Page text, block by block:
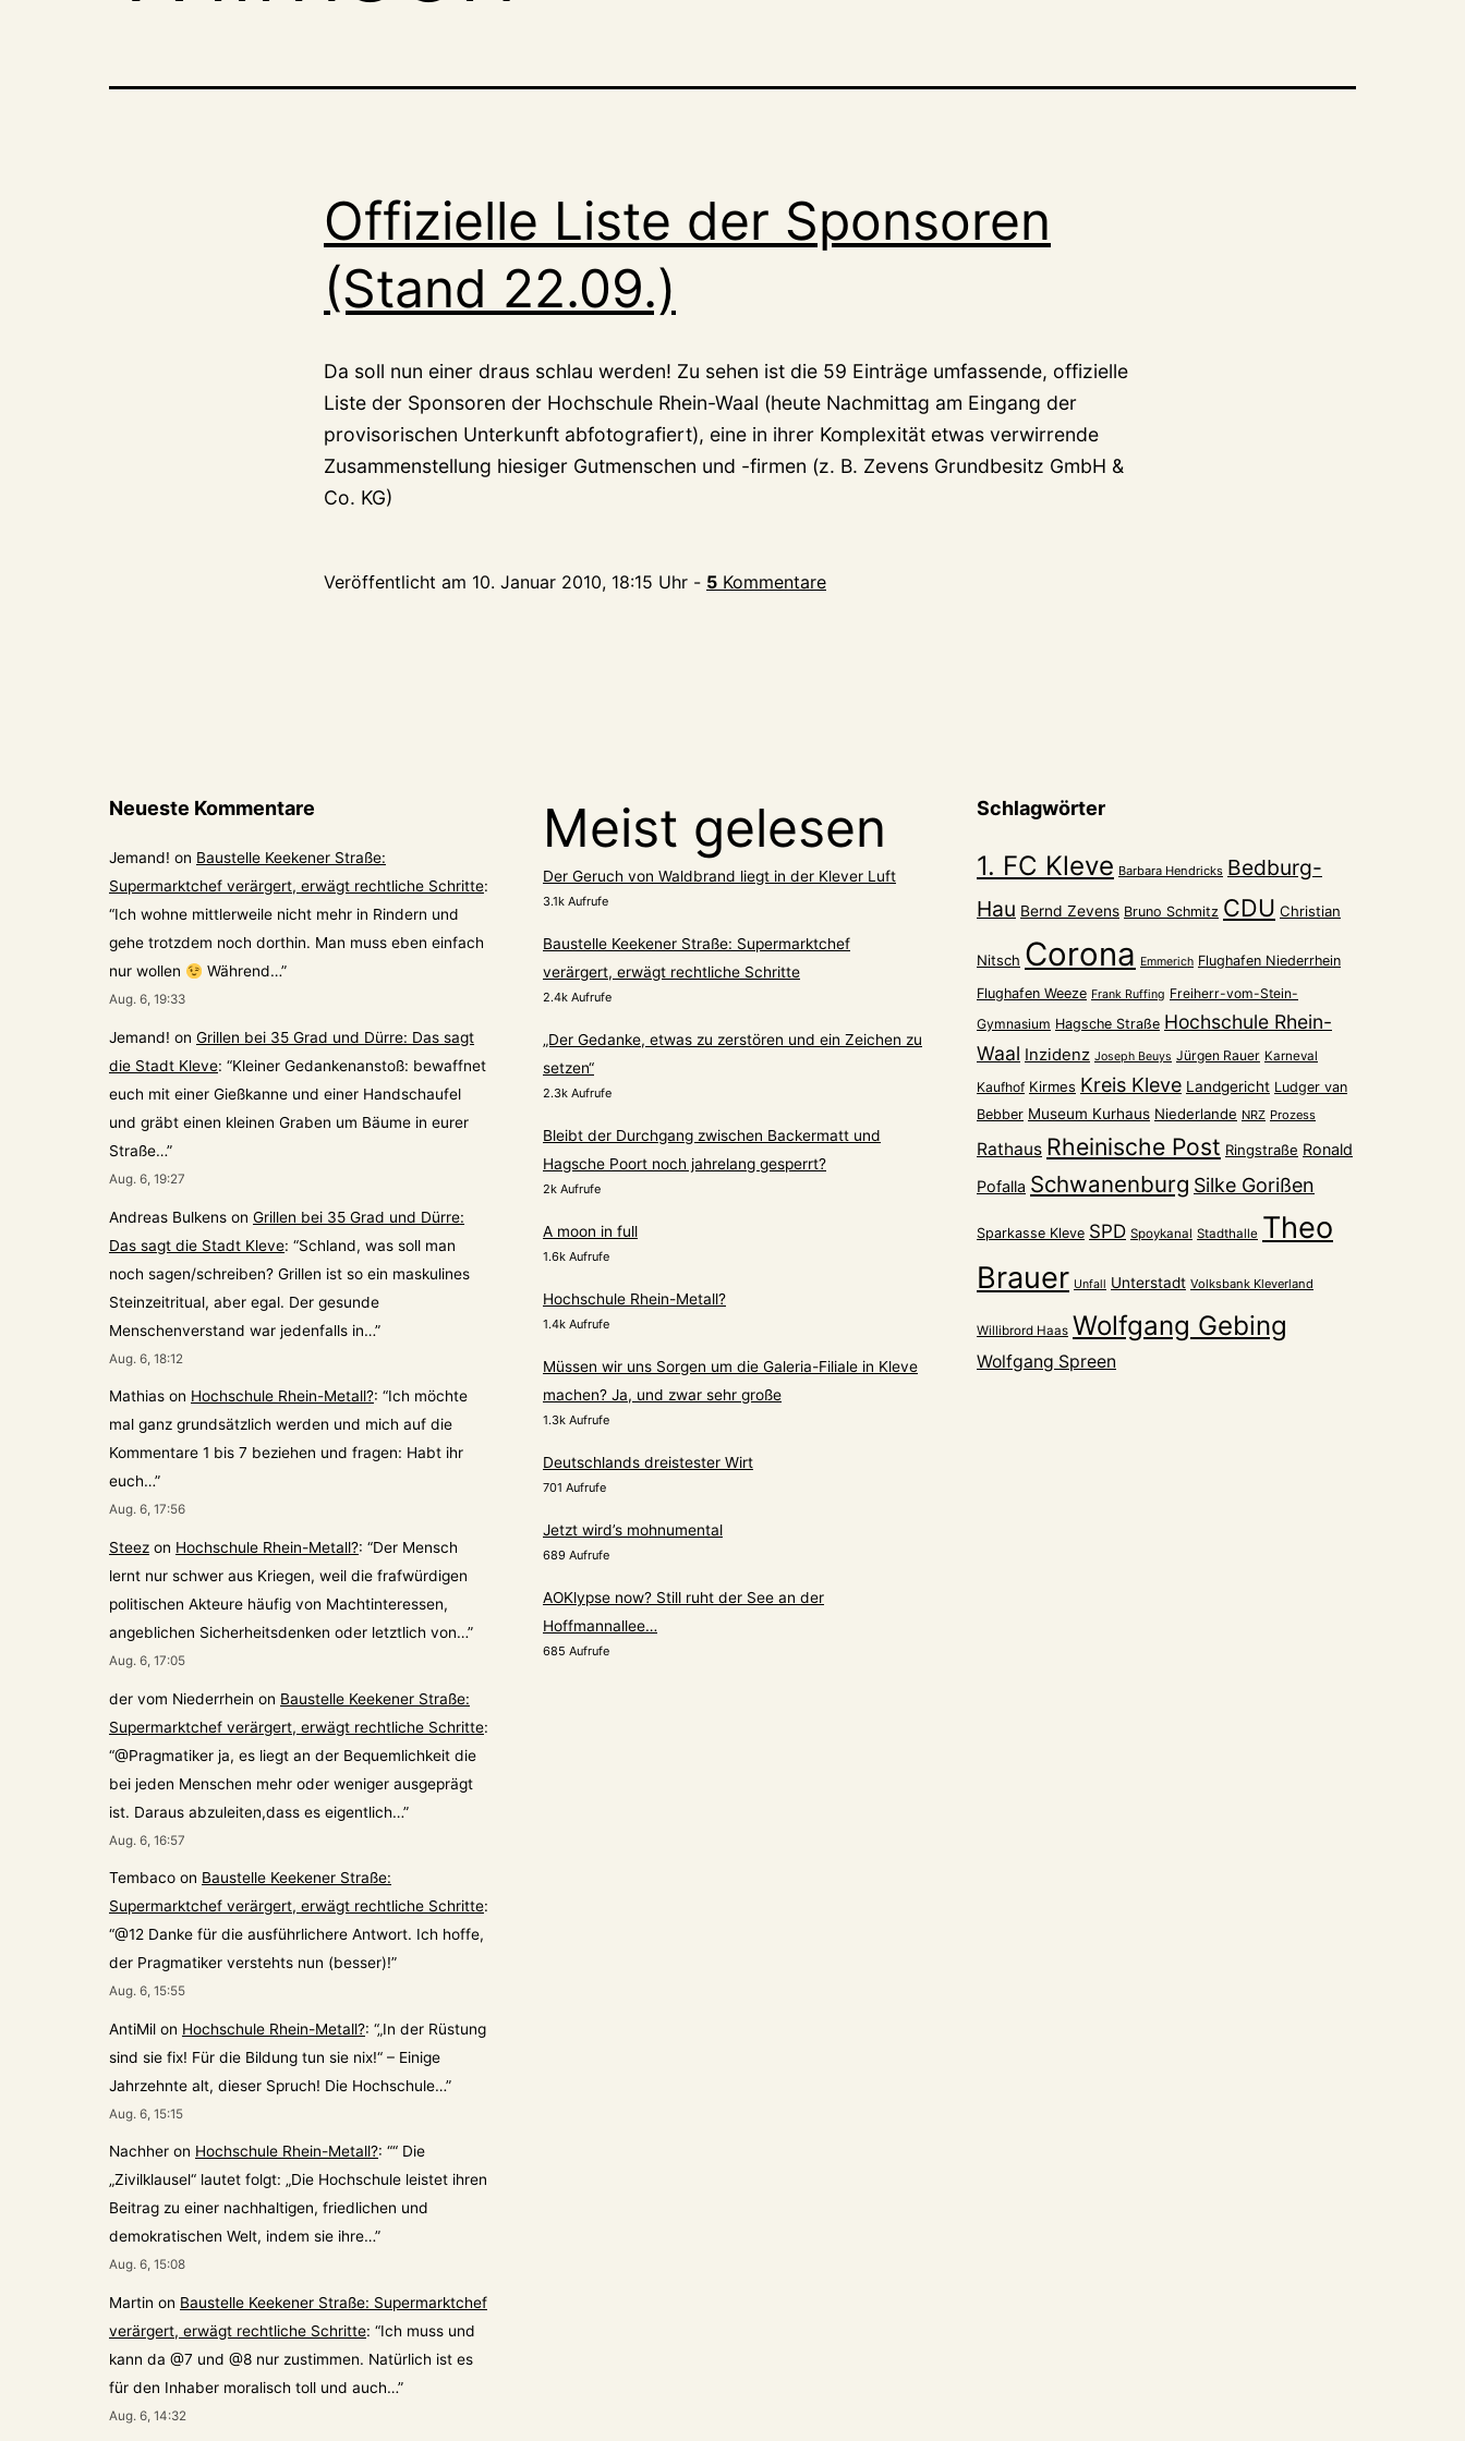
Offizielle Liste der Sponsoren
(Stand 22.09.)
Da soll nun einer draus schlau werden! Zu sehen ist die 59 Einträge umfassende, offizielle
Liste der Sponsoren der Hochschule Rhein-Waal (heute Nachmittag am Eingang der
provisorischen Unterkunft abfotografiert), eine in ihrer Komplexität etwas verwirrende
Zusammenstellung hiesiger Gutmenschen und -firmen (z. B. Zevens Grundbesitz GmbH &
Co. KG)
Veröffentlicht am 10. Januar 2010, 18:15 Uhr - 5 Kommentare
Neueste Kommentare
Jemand! on Baustelle Keekener Straße:
Supermarktchef verärgert, erwägt rechtliche Schritte:
“Ich wohne mittlerweile nicht mehr in Rindern und
gehe trotzdem noch dorthin. Man muss eben einfach
nur wollen
Während…”
Aug. 6, 19:33
Jemand! on Grillen bei 35 Grad und Dürre: Das sagt
die Stadt Kleve: “Kleiner Gedankenanstoß: bewaffnet
euch mit einer Gießkanne und einer Handschaufel
und gräbt einen kleinen Graben um Bäume in eurer
Straße…”
Aug. 6, 19:27
Andreas Bulkens on Grillen bei 35 Grad und Dürre:
Das sagt die Stadt Kleve: “Schland, was soll man
noch sagen/schreiben? Grillen ist so ein maskulines
Steinzeitritual, aber egal. Der gesunde
Menschenverstand war jedenfalls in…”
Aug. 6, 18:12
Mathias on Hochschule Rhein-Metall?: “Ich möchte
mal ganz grundsätzlich werden und mich auf die
Kommentare 1 bis 7 beziehen und fragen: Habt ihr
euch…”
Aug. 6, 17:56
Steez on Hochschule Rhein-Metall?: “Der Mensch
lernt nur schwer aus Kriegen, weil die frafwürdigen
politischen Akteure häufig von Machtinteressen,
angeblichen Sicherheitsdenken oder letztlich von…”
Aug. 6, 17:05
der vom Niederrhein on Baustelle Keekener Straße:
Supermarktchef verärgert, erwägt rechtliche Schritte:
“@Pragmatiker ja, es liegt an der Bequemlichkeit die
bei jeden Menschen mehr oder weniger ausgeprägt
ist. Daraus abzuleiten,dass es eigentlich…”
Aug. 6, 16:57
Tembaco on Baustelle Keekener Straße:
Supermarktchef verärgert, erwägt rechtliche Schritte:
“@12 Danke für die ausführlichere Antwort. Ich hoffe,
der Pragmatiker verstehts nun (besser)!”
Aug. 6, 15:55
AntiMil on Hochschule Rhein-Metall?: “„In der Rüstung
sind sie fix! Für die Bildung tun sie nix!“ – Einige
Jahrzehnte alt, dieser Spruch! Die Hochschule…”
Aug. 6, 15:15
Nachher on Hochschule Rhein-Metall?: ““ Die
„Zivilklausel“ lautet folgt: „Die Hochschule leistet ihren
Beitrag zu einer nachhaltigen, friedlichen und
demokratischen Welt, indem sie ihre…”
Aug. 6, 15:08
Martin on Baustelle Keekener Straße: Supermarktchef
verärgert, erwägt rechtliche Schritte: “Ich muss und
kann da @7 und @8 nur zustimmen. Natürlich ist es
für den Inhaber moralisch toll und auch…”
Aug. 6, 14:32
Meist gelesen
Der Geruch von Waldbrand liegt in der Klever Luft
3.1k Aufrufe
Baustelle Keekener Straße: Supermarktchef
verärgert, erwägt rechtliche Schritte
2.4k Aufrufe
„Der Gedanke, etwas zu zerstören und ein Zeichen zu
setzen“
2.3k Aufrufe
Bleibt der Durchgang zwischen Backermatt und
Hagsche Poort noch jahrelang gesperrt?
2k Aufrufe
A moon in full
1.6k Aufrufe
Hochschule Rhein-Metall?
1.4k Aufrufe
Müssen wir uns Sorgen um die Galeria-Filiale in Kleve
machen? Ja, und zwar sehr große
1.3k Aufrufe
Deutschlands dreistester Wirt
701 Aufrufe
Jetzt wird’s mohnumental
689 Aufrufe
AOKlypse now? Still ruht der See an der
Hoffmannallee…
685 Aufrufe
Schlagwörter
1. FC Kleve Barbara Hendricks Bedburg-
Hau Bernd Zevens Bruno Schmitz CDU Christian
Nitsch Corona Emmerich Flughafen Niederrhein
Flughafen Weeze Frank Ruffing Freiherr-vom-Stein-
Gymnasium Hagsche Straße Hochschule Rhein-
Waal Inzidenz Joseph Beuys Jürgen Rauer Karneval
Kaufhof Kirmes Kreis Kleve Landgericht Ludger van
Bebber Museum Kurhaus Niederlande NRZ Prozess
Rathaus Rheinische Post Ringstraße Ronald
Pofalla Schwanenburg Silke Gorißen
Sparkasse Kleve SPD Spoykanal Stadthalle Theo
Brauer Unfall Unterstadt Volksbank Kleverland
Willibrord Haas Wolfgang Gebing
Wolfgang Spreen